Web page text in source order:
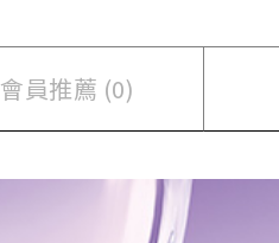
會員推薦 (0)